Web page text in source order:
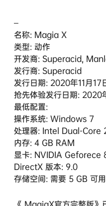
–
名称: Magia X
类型: 动作
开发商: Superacid,
发行商: Superacid
发行日期: 2020年11月17
抢先体验发行日期: 2020
最低配置:
操作系统: Windows 7
处理器: Intel Dual-Core
内存: 4 GB RAM
显卡: NVIDIA Geforece
DirectX 版本: 9.0
存储空间: 需要 5 GB 可